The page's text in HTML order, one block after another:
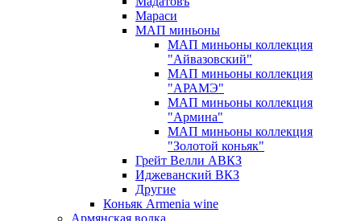
Мараси
МАП миньоны
МАП миньоны коллекция
"Айвазовский"
МАП миньоны коллекция
"АРАМЭ"
МАП миньоны коллекция
"Армина"
МАП миньоны коллекция
"Золотой коньяк"
Грейт Велли АВКЗ
Иджеванский ВКЗ
Другие
Коньяк Armenia wine
Армянская водка